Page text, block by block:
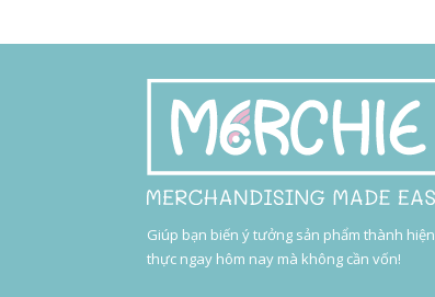
Giúp bạn biến ý tưởng sản phẩm thành hiện
thực ngay hôm nay mà không cần vốn!